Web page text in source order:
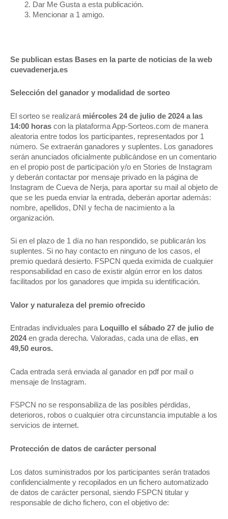
Dar Me Gusta a esta publicación.
Mencionar a 1 amigo.
Se publican estas Bases en la parte de noticias de la web
cuevadenerja.es
Selección del ganador y modalidad de sorteo
El sorteo se realizará miércoles 24 de julio de 2024 a las
14:00 horas con la plataforma App-Sorteos.com de manera
aleatoria entre todos los participantes, representados por 1
número. Se extraerán ganadores y suplentes. Los ganadores
serán anunciados oficialmente publicándose en un comentario
en el propio post de participación y/o en Stories de Instagram
y deberán contactar por mensaje privado en la página de
Instagram de Cueva de Nerja, para aportar su mail al objeto de
que se les pueda enviar la entrada, deberán aportar además:
nombre, apellidos, DNI y fecha de nacimiento a la
organización.
Si en el plazo de 1 día no han respondido, se publicarán los
suplentes. Si no hay contacto en ninguno de los casos, el
premio quedará desierto. FSPCN queda eximida de cualquier
responsabilidad en caso de existir algún error en los datos
facilitados por los ganadores que impida su identificación.
Valor y naturaleza del premio ofrecido
Entradas individuales para Loquillo el sábado 27 de julio de
2024en grada derecha. Valoradas, cada una de ellas, en
49,50 euros.
Cada entrada será enviada al ganador en pdf por mail o
mensaje de Instagram.
FSPCN no se responsabiliza de las posibles pérdidas,
deterioros, robos o cualquier otra circunstancia imputable a los
servicios de internet.
Protección de datos de carácter personal
Los datos suministrados por los participantes serán tratados
confidencialmente y recopilados en un fichero automatizado
de datos de carácter personal, siendo FSPCN titular y
responsable de dicho fichero, con el objetivo de: